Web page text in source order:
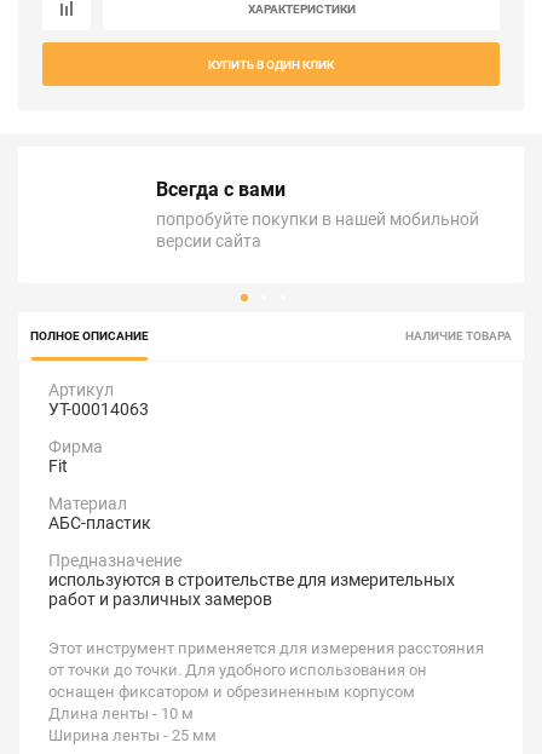
ХАРАКТЕРИСТИКИ
КУПИТЬ В ОДИН КЛИК
Всегда с вами
попробуйте покупки в нашей мобильной
версии сайта
ПОЛНОЕ ОПИСАНИЕ НАЛИЧИЕ ТОВАРА
Артикул
УТ-00014063
Фирма
Fit
Материал
АБС-пластик
Предназначение
используются в строительстве для измерительных
работ и различных замеров
Этот инструмент применяется для измерения расстояния
от точки до точки. Для удобного использования он
оснащен фиксатором и обрезиненным корпусом
Длина ленты - 10 м
Ширина ленты - 25 мм